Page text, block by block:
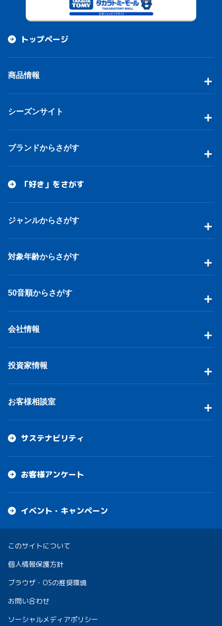
トップページ
商品情報
シーズンサイト
ブランドからさがす
「好き」をさがす
ジャンルからさがす
対象年齢からさがす
50音順からさがす
会社情報
投資家情報
お客様相談室
サステナビリティ
お客様アンケート
イベント・キャンペーン
このサイトについて
個人情報保護方針
ブラウザ・OSの推奨環境
お問い合わせ
ソーシャルメディアポリシー